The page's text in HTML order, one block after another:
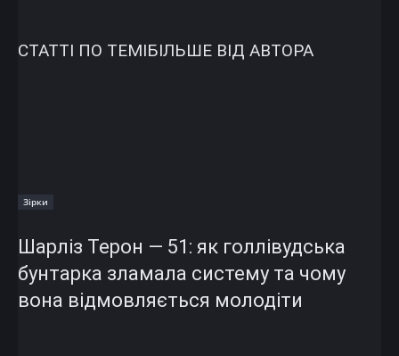
СТАТТІ ПО ТЕМІБІЛЬШЕ ВІД АВТОРА
Зірки
Шарліз Терон — 51: як голлівудська
бунтарка зламала систему та чому
вона відмовляється молодіти